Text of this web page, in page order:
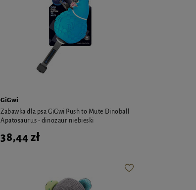
GiGwi
Zabawka dla psa GiGwi Push to Mute Dinoball
Apatosaurus - dinozaur niebieski
38,44 zł